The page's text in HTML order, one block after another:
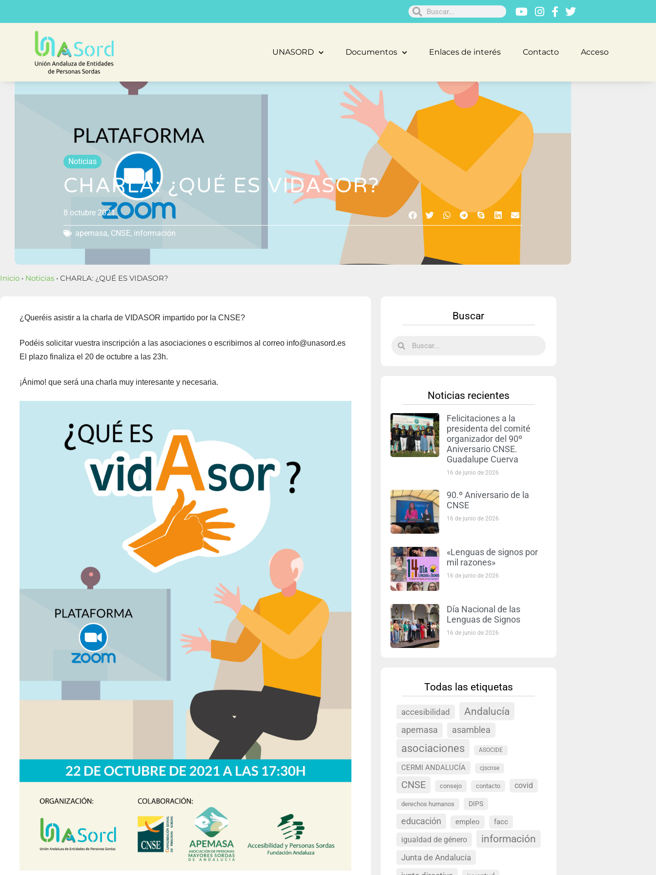
UNASORD Documentos Enlaces de interés Contacto Acceso
Noticias
CHARLA: ¿QUÉ ES VIDASOR?
8 octubre 2021
apemasa, CNSE, información
Inicio • Noticias • CHARLA: ¿QUÉ ES VIDASOR?
¿Queréis asistir a la charla de VIDASOR impartido por la CNSE?
Podéis solicitar vuestra inscripción a las asociaciones o escribirnos al correo info@unasord.es
El plazo finaliza el 20 de octubre a las 23h.
¡Ánimo! que será una charla muy interesante y necesaria.
Buscar
Noticias recientes
Felicitaciones a la
presidenta del comité
organizador del 90º
Aniversario CNSE.
Guadalupe Cuerva
16 de junio de 2026
90.º Aniversario de la
CNSE
16 de junio de 2026
«Lenguas de signos por
mil razones»
16 de junio de 2026
Día Nacional de las
Lenguas de Signos
16 de junio de 2026
Todas las etiquetas
accesibilidad Andalucía
apemasa asamblea
asociaciones ASOCIDE
CERMI ANDALUCÍA cjscnse
CNSE consejo contacto covid
derechos humanos DIPS
educación empleo facc
igualdad de género información
Junta de Andalucía